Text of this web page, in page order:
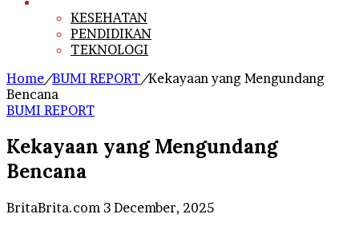
KESEHATAN
PENDIDIKAN
TEKNOLOGI
Home/BUMI REPORT/Kekayaan yang Mengundang
Bencana
BUMI REPORT
Kekayaan yang Mengundang
Bencana
BritaBrita.com Send
3 December, 2025